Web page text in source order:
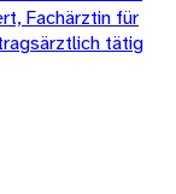
Fachärztin für
tätig